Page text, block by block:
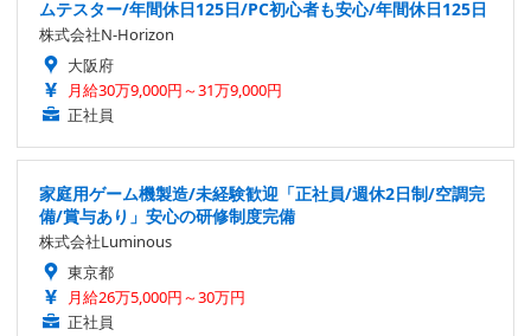
ムテスター/年間休日125日/PC初心者も安心/年間休日125日
株式会社N-Horizon
大阪府
月給30万9,000円～31万9,000円
正社員
家庭用ゲーム機製造/未経験歓迎「正社員/週休2日制/空調完
備/賞与あり」安心の研修制度完備
株式会社Luminous
東京都
月給26万5,000円～30万円
正社員